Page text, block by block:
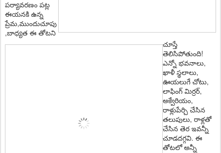
ప‌ర్యావ‌ర‌ణం ప‌ట్ల
ఈయ‌న‌కి ఉన్న
ప్రేమ‌,ముందుచూపు
,బాధ్య‌త ఈ తోట‌ని
చూస్తే
తెలిసిపోతుంది!
ఎన్నో భ‌వ‌నాలు,
ఖాళీ స్థలాలు,
ఊయ‌లుగే చోటు,
లాఫింగ్ మిర్ర‌ర్‌,
అక్వేరియం,
రాళ్లుపేర్చి చేసిన‌
తలుపులు, రాళ్ల‌తో
చేసిన తెర ఇవ‌న్నీ
చూడ‌ద‌గ్గ‌వి. ఈ
తోటలో అన్నీ